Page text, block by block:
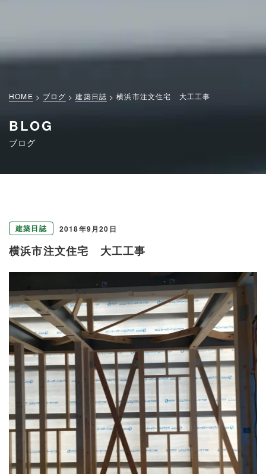
HOME ブログ 建築日誌 横浜市注文住宅 大工工事
BLOG
ブログ
建築日誌 2018年9月20日
横浜市注文住宅 大工工事